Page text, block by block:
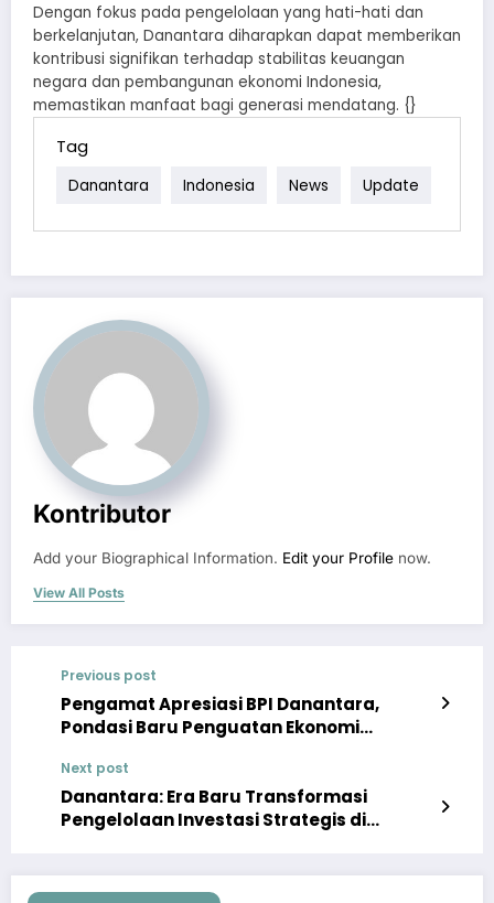
Dengan fokus pada pengelolaan yang hati-hati dan
berkelanjutan, Danantara diharapkan dapat memberikan
kontribusi signifikan terhadap stabilitas keuangan
negara dan pembangunan ekonomi Indonesia,
memastikan manfaat bagi generasi mendatang. {}
Tag
Danantara Indonesia News Update
Kontributor
Add your Biographical Information. Edit your Profile now.
View All Posts
Previous post
Pengamat Apresiasi BPI Danantara,
Pondasi Baru Penguatan Ekonomi
Next post
Danantara: Era Baru Transformasi
Pengelolaan Investasi Strategis di